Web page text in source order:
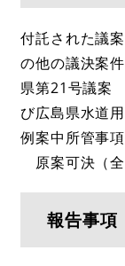
付託された議
の他の議決案
県第21号議案
び広島県水道
例案中所管事
原案可決（
報告事項